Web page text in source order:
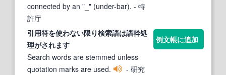
connected by an "_" (under-bar). - 特
許庁
引用符を使わない限り検索語は語幹処
理がされます
Search words are stemmed unless
quotation marks are used.
- 研究
例文帳に追加